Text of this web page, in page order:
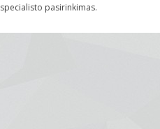
pasirinkimas.